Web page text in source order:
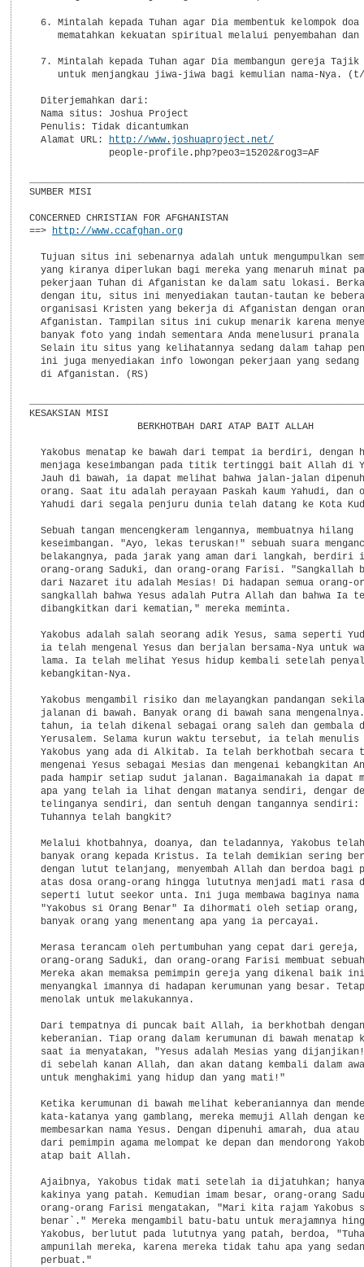
6. Mintalah kepada Tuhan agar Dia membentuk kelompok doa
mematahkan kekuatan spiritual melalui penyembahan dan
7. Mintalah kepada Tuhan agar Dia membangun gereja Tajik
untuk menjangkau jiwa-jiwa bagi kemulian nama-Nya.
  Diterjemahkan dari:
  Nama situs: Joshua Project
  Penulis: Tidak dicantumkan
  Alamat URL:
http://www.joshuaproject.net/
              people-profile.php?peo3=15202&rog3=AF
SUMBER MISI
CONCERNED CHRISTIAN FOR AFGHANISTAN
==>
http://www.ccafghan.org
Tujuan situs ini sebenarnya adalah untuk mengumpulkan
yang kiranya diperlukan bagi mereka yang menaruh minat
pekerjaan Tuhan di Afganistan ke dalam satu lokasi.
dengan itu, situs ini menyediakan tautan-tautan ke
organisasi Kristen yang bekerja di Afganistan dengan
Afganistan. Tampilan situs ini cukup menarik karena
banyak foto yang indah sementara Anda menelusuri pranala
Selain itu situs yang kelihatannya sedang dalam tahap
ini juga menyediakan info lowongan pekerjaan yang sedang
  di Afganistan. (RS)
KESAKSIAN MISI
                   BERKHOTBAH DARI ATAP BAIT ALLAH
Yakobus menatap ke bawah dari tempat ia berdiri, dengan
menjaga keseimbangan pada titik tertinggi bait Allah di
Jauh di bawah, ia dapat melihat bahwa jalan-jalan
orang. Saat itu adalah perayaan Paskah kaum Yahudi, dan
Yahudi dari segala penjuru dunia telah datang ke Kota
  Sebuah tangan mencengkeram lengannya, membuatnya hilang
keseimbangan. "Ayo, lekas teruskan!" sebuah suara
belakangnya, pada jarak yang aman dari langkah, berdiri
orang-orang Saduki, dan orang-orang Farisi. "Sangkallah
dari Nazaret itu adalah Mesias! Di hadapan semua orang-
sangkallah bahwa Yesus adalah Putra Allah dan bahwa Ia
  dibangkitkan dari kematian," mereka meminta.
Yakobus adalah salah seorang adik Yesus, sama seperti
ia telah mengenal Yesus dan berjalan bersama-Nya untuk
lama. Ia telah melihat Yesus hidup kembali setelah
  kebangkitan-Nya.
Yakobus mengambil risiko dan melayangkan pandangan
jalanan di bawah. Banyak orang di bawah sana
tahun, ia telah dikenal sebagai orang saleh dan gembala
Yerusalem. Selama kurun waktu tersebut, ia telah menulis
Yakobus yang ada di Alkitab. Ia telah berkhotbah secara
mengenai Yesus sebagai Mesias dan mengenai kebangkitan
pada hampir setiap sudut jalanan. Bagaimanakah ia dapat
apa yang telah ia lihat dengan matanya sendiri, dengar
telinganya sendiri, dan sentuh dengan tangannya sendiri:
  Tuhannya telah bangkit?
Melalui khotbahnya, doanya, dan teladannya, Yakobus
banyak orang kepada Kristus. Ia telah demikian sering
dengan lutut telanjang, menyembah Allah dan berdoa bagi
atas dosa orang-orang hingga lututnya menjadi mati rasa
seperti lutut seekor unta. Ini juga membawa baginya nama
"Yakobus si Orang Benar" Ia dihormati oleh setiap orang,
  banyak orang yang menentang apa yang ia percayai.
Merasa terancam oleh pertumbuhan yang cepat dari gereja,
orang-orang Saduki, dan orang-orang Farisi membuat
Mereka akan memaksa pemimpin gereja yang dikenal baik
menyangkal imannya di hadapan kerumunan yang besar.
  menolak untuk melakukannya.
Dari tempatnya di puncak bait Allah, ia berkhotbah
keberanian. Tiap orang dalam kerumunan di bawah menatap
saat ia menyatakan, "Yesus adalah Mesias yang
di sebelah kanan Allah, dan akan datang kembali dalam
  untuk menghakimi yang hidup dan yang mati!"
Ketika kerumunan di bawah melihat keberaniannya dan
kata-katanya yang gamblang, mereka memuji Allah dengan
membesarkan nama Yesus. Dengan dipenuhi amarah, dua atau
dari pemimpin agama melompat ke depan dan mendorong
  atap bait Allah.
Ajaibnya, Yakobus tidak mati setelah ia dijatuhkan;
kakinya yang patah. Kemudian imam besar, orang-orang
orang-orang Farisi mengatakan, "Mari kita rajam Yakobus
benar`." Mereka mengambil batu-batu untuk merajamnya
Yakobus, berlutut pada lututnya yang patah, berdoa,
ampunilah mereka, karena mereka tidak tahu apa yang
  perbuat."